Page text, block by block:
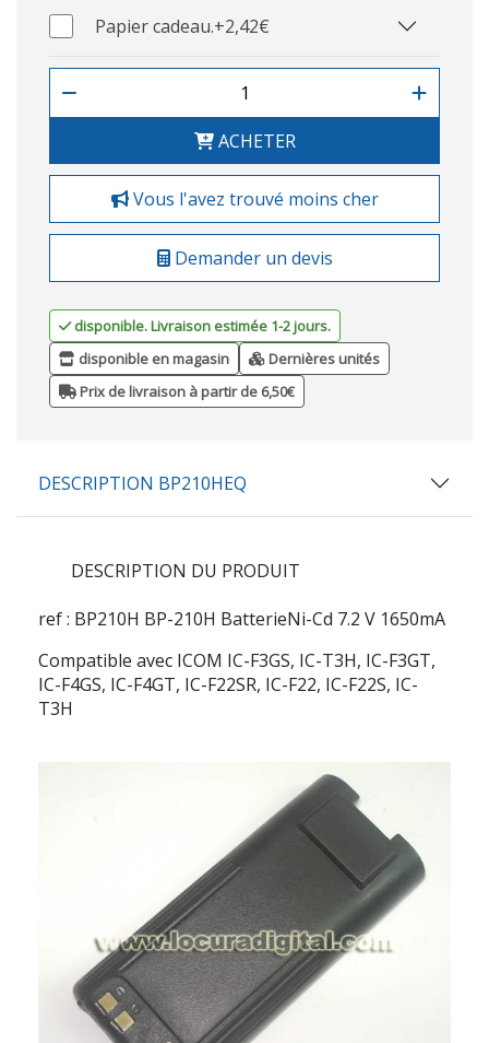
Papier cadeau.+2,42€
ACHETER
Vous l'avez trouvé moins cher
Demander un devis
disponible. Livraison estimée 1-2 jours.
disponible en magasin
Dernières unités
Prix de livraison à partir de 6,50€
DESCRIPTION BP210HEQ
DESCRIPTION DU PRODUIT
ref : BP210H BP-210H BatterieNi-Cd 7.2 V 1650mA
Compatible avec ICOM IC-F3GS, IC-T3H, IC-F3GT,
IC-F4GS, IC-F4GT, IC-F22SR, IC-F22, IC-F22S, IC-
T3H